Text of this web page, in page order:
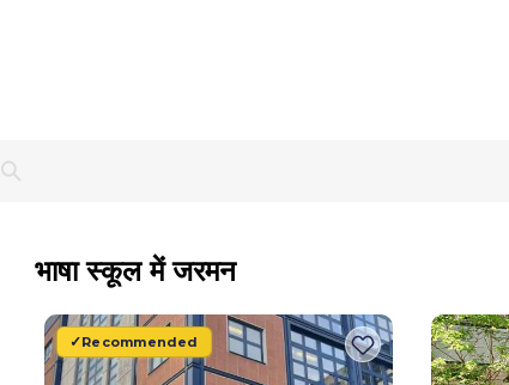
भाषा स्कूल में जरमन
Recommended